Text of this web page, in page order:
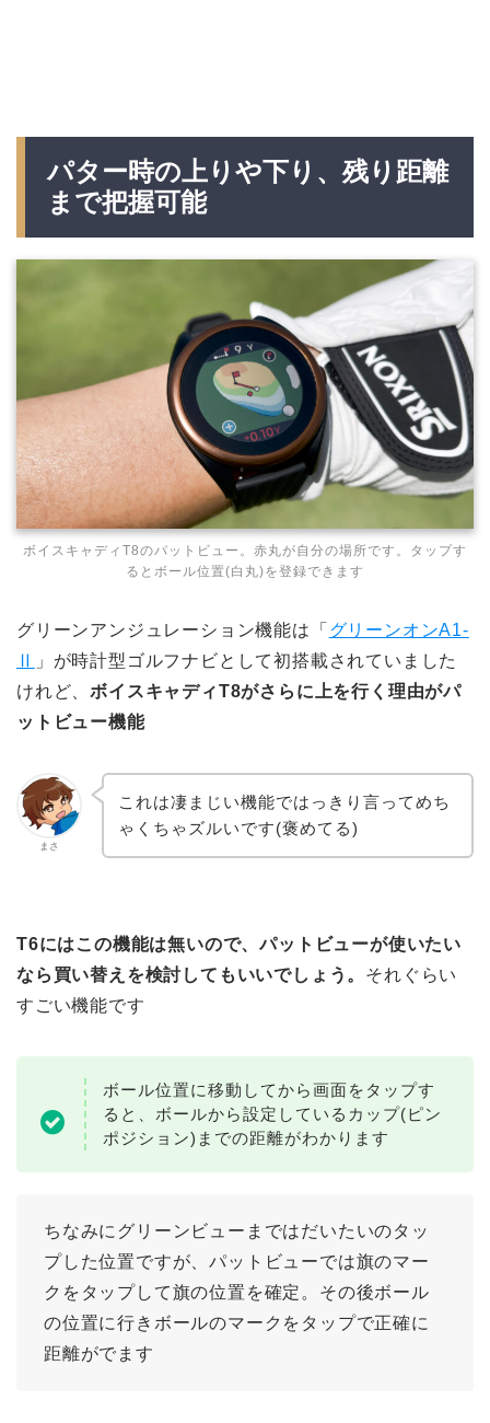
パター時の上りや下り、残り距離
まで把握可能
ボイスキャディT8のパットビュー。赤丸が自分の場所です。タップす
るとボール位置(白丸)を登録できます
グリーンアンジュレーション機能は「 グリーンオンA1-
Ⅱ
」が時計型ゴルフナビとして初搭載されていました
けれど、ボイスキャディT8がさらに上を行く理由がパ
ットビュー機能
まさ
これは凄まじい機能ではっきり言ってめち
ゃくちゃズルいです(褒めてる)
T6にはこの機能は無いので、パットビューが使いたい
なら買い替えを検討してもいいでしょう。 それぐらい
すごい機能です
ボール位置に移動してから画面をタップす
ると、ボールから設定しているカップ(ピン
ポジション)までの距離がわかります
ちなみにグリーンビューまではだいたいのタッ
プした位置ですが、パットビューでは旗のマー
クをタップして旗の位置を確定。その後ボール
の位置に行きボールのマークをタップで正確に
距離がでます